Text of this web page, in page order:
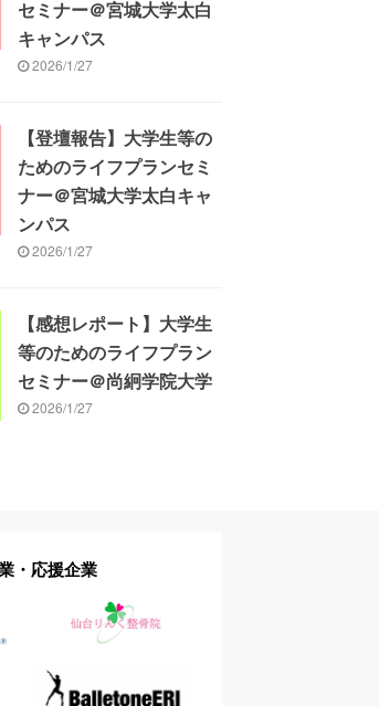
セミナー＠宮城大学太白
キャンパス
2026/1/27
【登壇報告】大学生等の
ためのライフプランセミ
ナー＠宮城大学太白キャ
ンパス
2026/1/27
【感想レポート】大学生
等のためのライフプラン
セミナー＠尚絅学院大学
2026/1/27
・応援企業